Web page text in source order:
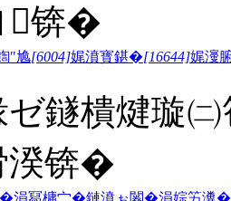
锛�
″尯[6004]娓濆寳鍖�[16644]娓濅
ゼ鐩樻煡璇
湀锛�
�涓冩槦宀�鏈濆ぉ闂�涓婃竻瀵�